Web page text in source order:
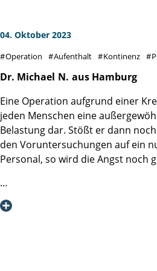
04. Oktober 2023
Operation Aufenthalt Kontinenz
Dr. Michael N. aus Hamburg
Eine Operation aufgrund einer
jeden Menschen eine
Belastung dar. Stößt er dann
den Voruntersuchungen auf ein
Personal, so wird die Angst noch
Genau gegenteilige Erfahrungen
Aufnahme in der Martini Klinik in